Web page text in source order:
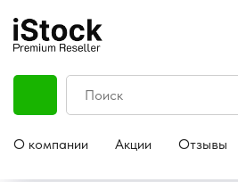
О компании Акции Отзывы